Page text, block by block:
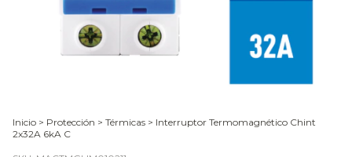
Inicio > Protección > Térmicas > Interruptor Termomagnético Chint
2x32A 6kA C